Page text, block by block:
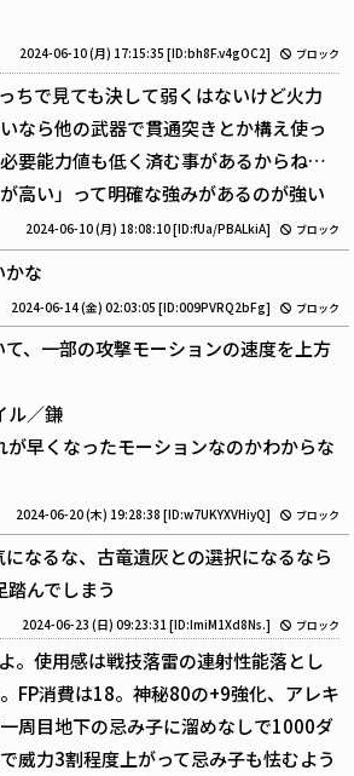
2024-06-10 (月) 17:15:35 [ID:bh8F.v4gOC2] ブロック
ちで見ても決して弱くはないけど火力
なら他の武器で貫通突きとか構え使っ
要能力値も低く済む事があるからね…
高い」って明確な強みがあるのが強い
2024-06-10 (月) 18:08:10[ID:fUa/PBALkiA] ブロック
かな
2024-06-14 (金) 02:03:05 [ID:009PVRQ2bFg] ブロック
、一部の攻撃モーションの速度を上方
ル／鎌
が早くなったモーションなのかわからな
2024-06-20 (木) 19:28:38 [ID:w7UKYXVHiyQ] ブロック
なるな、古竜遺灰との選択になるなら
んでしまう
2024-06-23 (日) 09:23:31 [ID:ImiM1Xd8Ns.] ブロック
。使用感は戦技落雷の連射性能落とし
FP消費は18。神秘80の+9強化、アレキ
周目地下の忌み子に溜めなしで1000ダ
威力3割程度上がって忌み子も怯むよう